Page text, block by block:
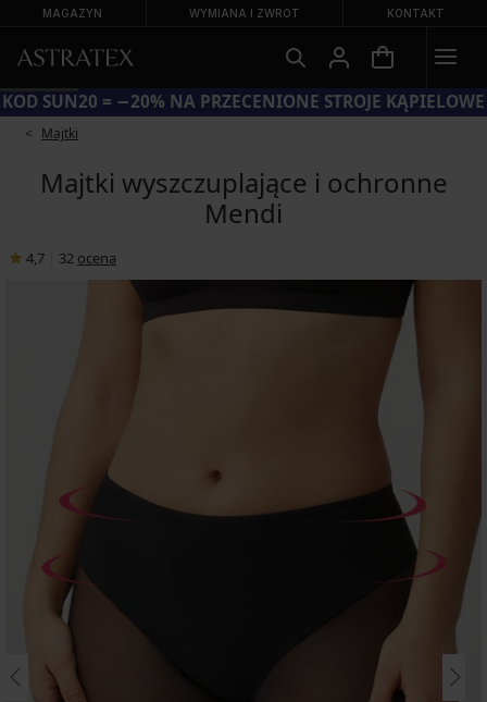
MAGAZYN WYMIANA I ZWROT KONTAKT
KOD SUN20 = −20% NA PRZECENIONE STROJE KĄPIELOWE
Majtki
Majtki wyszczuplające i ochronne
Mendi
4,7 32 ocena